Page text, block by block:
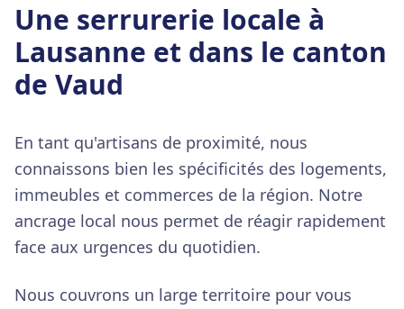
Une serrurerie locale à
Lausanne et dans le canton
de Vaud
En tant qu'artisans de proximité, nous
connaissons bien les spécificités des logements,
immeubles et commerces de la région. Notre
ancrage local nous permet de réagir rapidement
face aux urgences du quotidien.
Nous couvrons un large territoire pour vous